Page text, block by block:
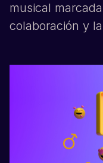
musical
colaboración y